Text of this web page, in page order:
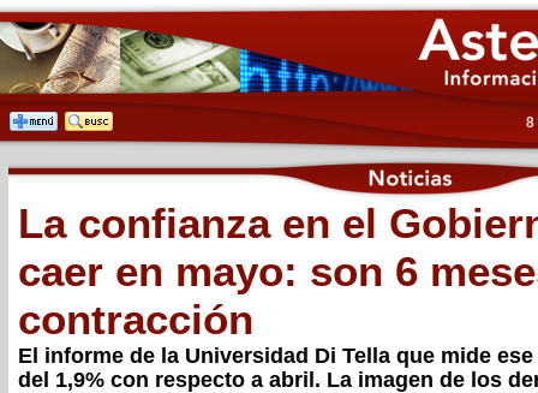
8
La confianza en el
caer en mayo: son 6
contracción
El informe de la Universidad Di Tella que mide
del 1,9% con respecto a abril. La imagen de los